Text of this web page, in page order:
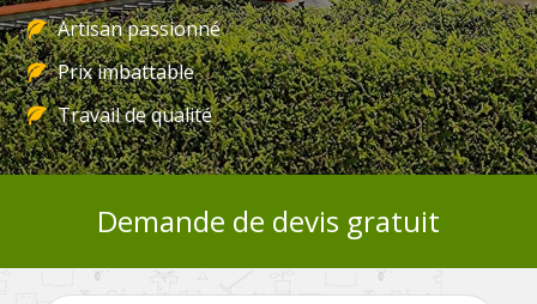
Artisan passionné
Prix imbattable
Travail de qualité
Demande de devis gratuit